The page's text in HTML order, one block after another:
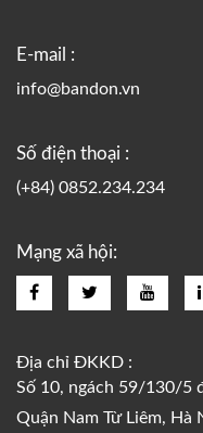
E-mail :
info@bandon.vn
Số điện thoại :
(+84) 0852.234.234
Mạng xã hội:
Địa chỉ ĐKKD :
Số 10, ngách 59/130/5
Quận Nam Từ Liêm, Hà